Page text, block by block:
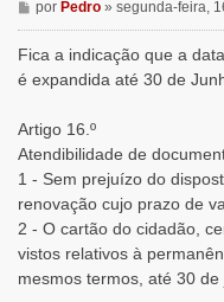
M
e
n
a
e
m
porPedro »segunda-feira,
Fica a indicação que a
é expandida até 30 de
Artigo 16.º
Atendibilidade de
1 - Sem prejuízo do
renovação cujo prazo de
2 - O cartão do cidadão,
vistos relativos à
mesmos termos, até 30 de